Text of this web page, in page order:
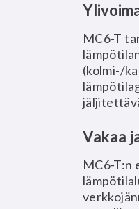
MC6-T
(kolmi-/
Vakaa
MC6-T:n